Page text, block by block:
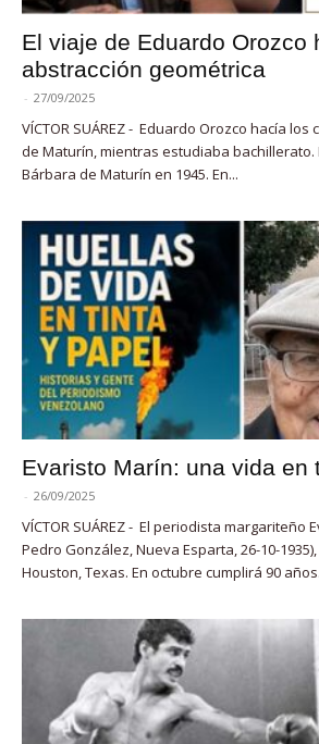
El viaje de Eduardo Orozco
abstracción geométrica
- 27/09/2025
VÍCTOR SUÁREZ - Eduardo Orozco hacía
de Maturín, mientras estudiaba bachillerato.
Bárbara de Maturín en 1945. En...
Evaristo Marín: una vida en
- 26/09/2025
VÍCTOR SUÁREZ - El periodista margariteño
Pedro González, Nueva Esparta, 26-10-
Houston, Texas. En octubre cumplirá 90